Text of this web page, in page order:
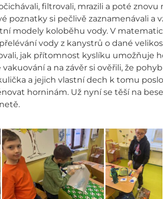
filtrovali, mrazili a poté znovu
poznatky si pečlivě zaznamenávali a
modely koloběhu vody. V
vody z kanystrů o dané
jak přítomnost kyslíku umožňuje
a na závěr si ověřili, že
a jejich vlastní dech k tomu
horninám. Už nyní se těší na